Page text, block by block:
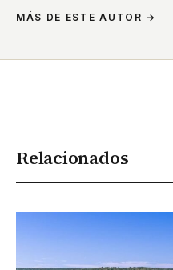
MÁS DE ESTE AUTOR →
Relacionados